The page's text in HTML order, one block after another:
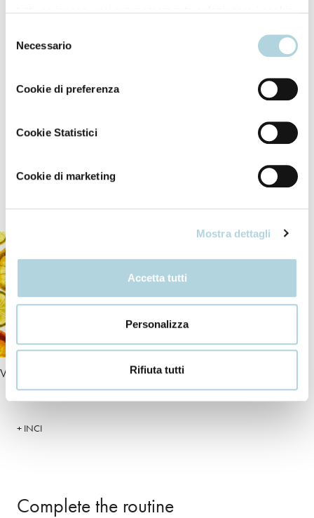
più consulta la
delNecessario
Cookie di preferenza
Cookie Statistici
Cookie di marketing
Mostra dettagli
Accetta tutti
Personalizza
Rifiuta tutti
towel-dried hair.
penetrates deep down more easily.
Do not rinse.
Our ingredients
Vitamins
+ INCI
Complete the routine